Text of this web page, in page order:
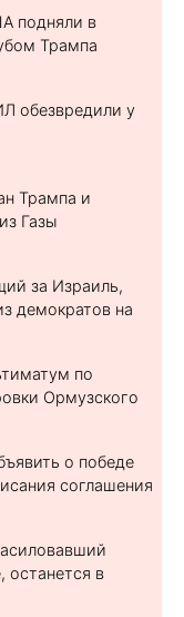
подняли в
Трампа
обезвредили у
Трампа и
Газы
за Израиль,
демократов на
по
Ормузского
о победе
соглашения
останется в